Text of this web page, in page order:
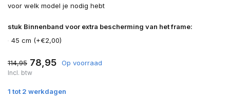
voor welk model je nodig hebt
stuk Binnenband voor extra bescherming van het frame:
45 cm (+€2,00)
114,95 78,95 Op voorraad
Incl. btw
1 tot 2 werkdagen